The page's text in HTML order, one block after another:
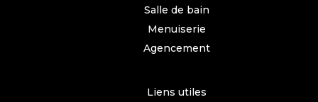
Salle de bain
Menuiserie
Agencement
Liens utiles